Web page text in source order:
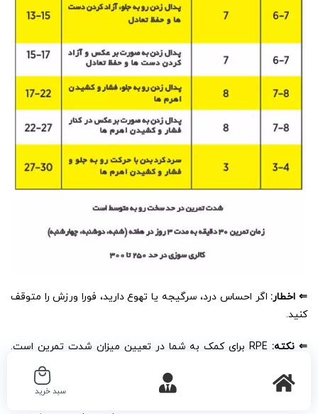
⇐ اخطار:اگر احساس درد، سرگیجه یا تهوع دارید، فورا ورزش را متوقف
کنید.
⇐ نکته:
RPE برای کمک به شما در تعیین میزان شدت تمرین است.
هنگامی که تنظیمات مقاومت و سرعت را انجام می دهید، میزان شدت
سبد خرید